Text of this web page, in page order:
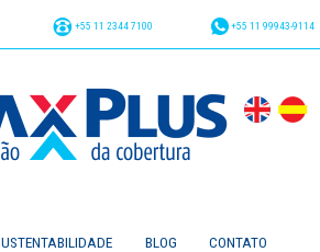
+55 11 2344 7100 +55 11 99943-9114
BLOG CONTATO